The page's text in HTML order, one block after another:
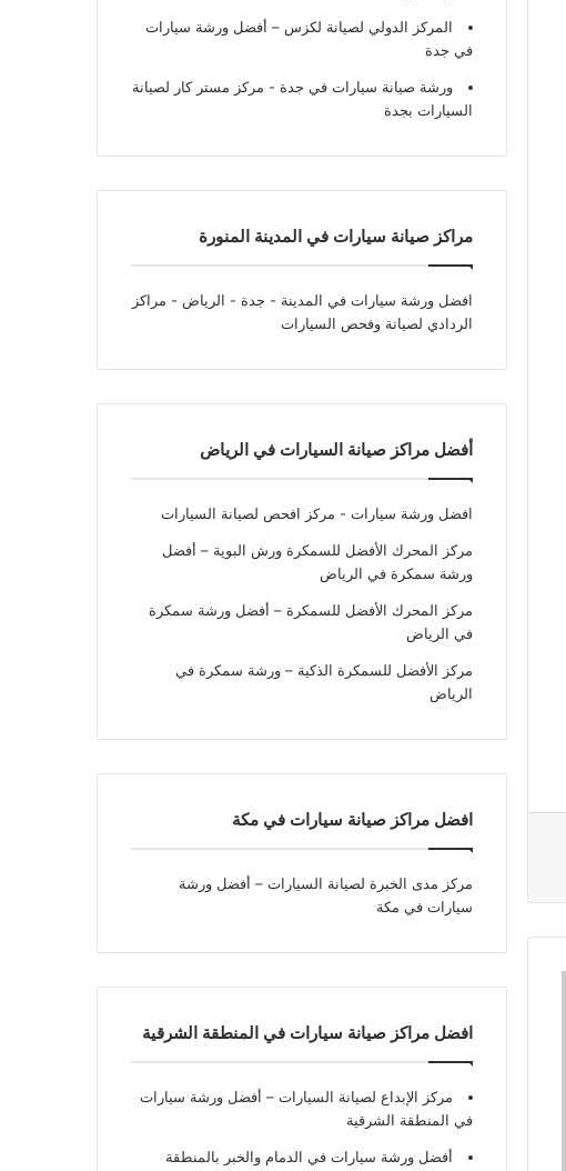
المركز الدولي لصيانة لكزس – أفضل ورشة سيارات
في جدة
ورشة صيانة سيارات في جدة - مركز مستر كار لصيانة
السيارات بجدة
مراكز صيانة سيارات في المدينة المنورة
افضل ورشة سيارات في المدينة - جدة - الرياض - مراكز
الردادي لصيانة وفحص السيارات
أفضل مراكز صيانة السيارات في الرياض
افضل ورشة سيارات - مركز افحص لصيانة السيارات
مركز المحرك الأفضل للسمكرة ورش البوية – أفضل
ورشة سمكرة في الرياض
مركز المحرك الأفضل للسمكرة – أفضل ورشة سمكرة
في الرياض
مركز الأفضل للسمكرة الذكية – ورشة سمكرة في
الرياض
افضل مراكز صيانة سيارات في مكة
مركز مدى الخبرة لصيانة السيارات – أفضل ورشة
سيارات في مكة
افضل مراكز صيانة سيارات في المنطقة الشرقية
مركز الإبداع لصيانة السيارات – أفضل ورشة سيارات
في المنطقة الشرقية
أفضل ورشة سيارات في الدمام والخبر بالمنطقة